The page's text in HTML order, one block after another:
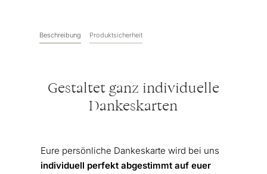
Beschreibung Produktsicherheit
Gestaltet ganz individuelle
Dankeskarten
Eure persönliche Dankeskarte wird bei uns
individuell perfekt abgestimmt auf euer